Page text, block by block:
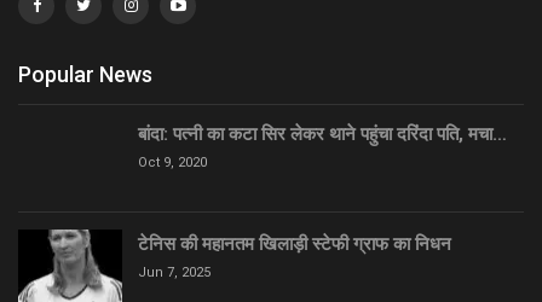
Popular News
बांदा: पत्नी का कटा सिर लेकर थाने पहुंचा दरिंदा पति, मचा…
Oct 9, 2020
टेनिस की महानतम खिलाड़ी स्टेफी ग्राफ का निधन
Jun 7, 2025